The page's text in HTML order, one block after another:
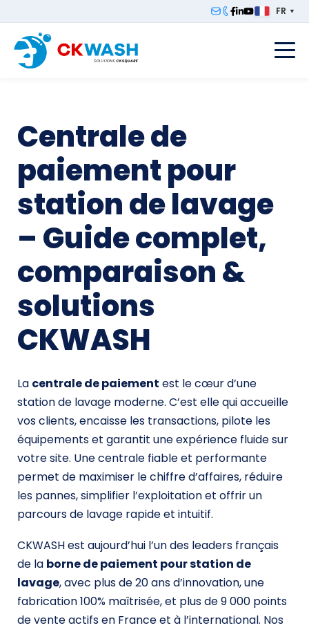
FR ▼
Centrale de
paiement pour
station de lavage
– Guide complet,
comparaison &
solutions
CKWASH
La centrale de paiement est le cœur d’une
station de lavage moderne. C’est elle qui accueille
vos clients, encaisse les transactions, pilote les
équipements et garantit une expérience fluide sur
votre site. Une centrale fiable et performante
permet de maximiser le chiffre d’affaires, réduire
les pannes, simplifier l’exploitation et offrir un
parcours de lavage rapide et intuitif.
CKWASH est aujourd’hui l’un des leaders français
de la borne de paiement pour station de
lavage, avec plus de 20 ans d’innovation, une
fabrication 100% maîtrisée, et plus de 9 000 points
de vente actifs en France et à l’international. Nos